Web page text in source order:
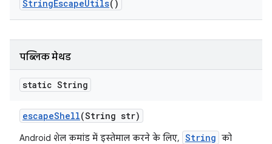
StringEscapeUtils()
पब्लिक मेथड
static String
escapeShell(String str)
Android शेल कमांड में इस्तेमाल करने के लिए, String को